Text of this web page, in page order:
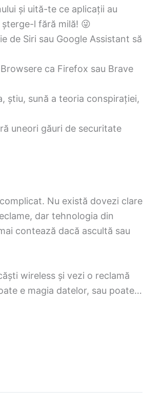
și uită-te ce aplicații au
l fără milă! 😜
de Siri sau Google Assistant să
Browsere ca Firefox sau Brave
știu, sună a teoria conspirației,
uneori găuri de securitate
Nu există dovezi clare
dar tehnologia din
contează dacă ascultă sau
wireless și vezi o reclamă
e magia datelor, sau poate…